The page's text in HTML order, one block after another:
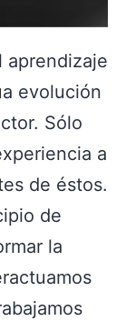
aprendizaje
evolución
Sólo
a
de éstos.
de
la